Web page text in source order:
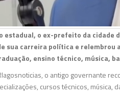
estadual, o ex-prefeito da cidade
sua carreira política e relembrou
ensino técnico, música,
o antigo governante
cursos técnicos, música,